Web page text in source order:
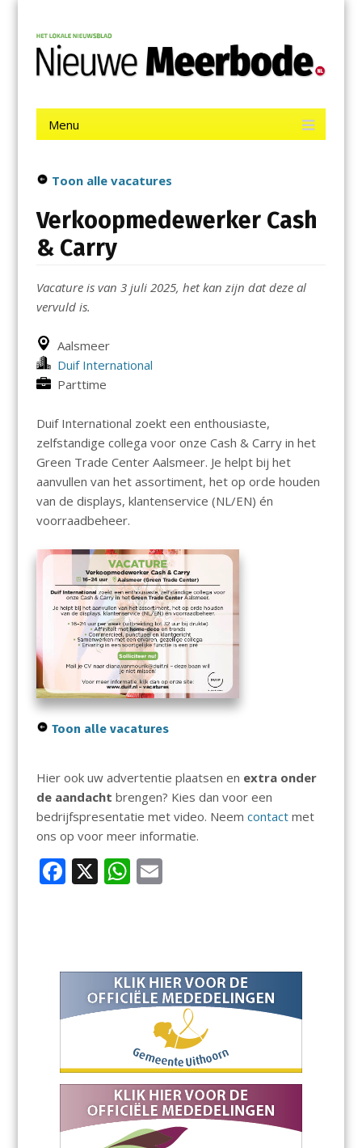
contentNieuwe Meerbode
Menu
Toon alle vacatures
Verkoopmedewerker Cash
& Carry
Vacature is van 3 juli 2025, het kan zijn dat deze al
vervuld is.
Aalsmeer
Duif International
Parttime
Duif International zoekt een enthousiaste,
zelfstandige collega voor onze Cash & Carry in het
Green Trade Center Aalsmeer. Je helpt bij het
aanvullen van het assortiment, het op orde houden
van de displays, klantenservice (NL/EN) én
voorraadbeheer.
Toon alle vacatures
Hier ook uw advertentie plaatsen en extra onder
de aandacht brengen? Kies dan voor een
bedrijfspresentatie met video. Neem contactmet
ons op voor meer informatie.
F
o
k
X W
A
p
E